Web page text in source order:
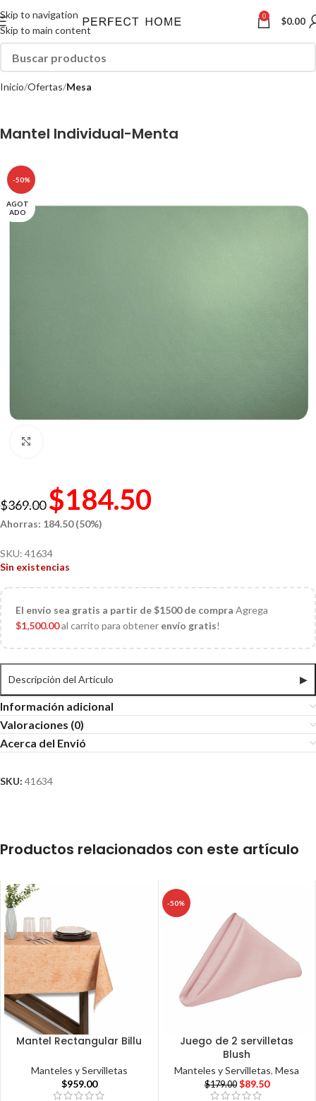
Skip to navigation
Skip to main content
0 $0.00
Inicio Ofertas Mesa
Mantel Individual-Menta
-50%
AGOT
ADO
$369.00 $184.50
Ahorras: 184.50 (50%)
SKU: 41634
Sin existencias
El envío sea gratis a partir de $1500 de compra Agrega
$1,500.00al carrito para obtener envío gratis!
Descripción del Articulo ▶
Información adicional
Valoraciones (0)
Acerca del Envió
SKU: 41634
Productos relacionados con este artículo
Mantel Rectangular Billu
Manteles y Servilletas
$959.00
-50%
Juego de 2 servilletas
Blush
Manteles y Servilletas,Mesa
$179.00 $89.50